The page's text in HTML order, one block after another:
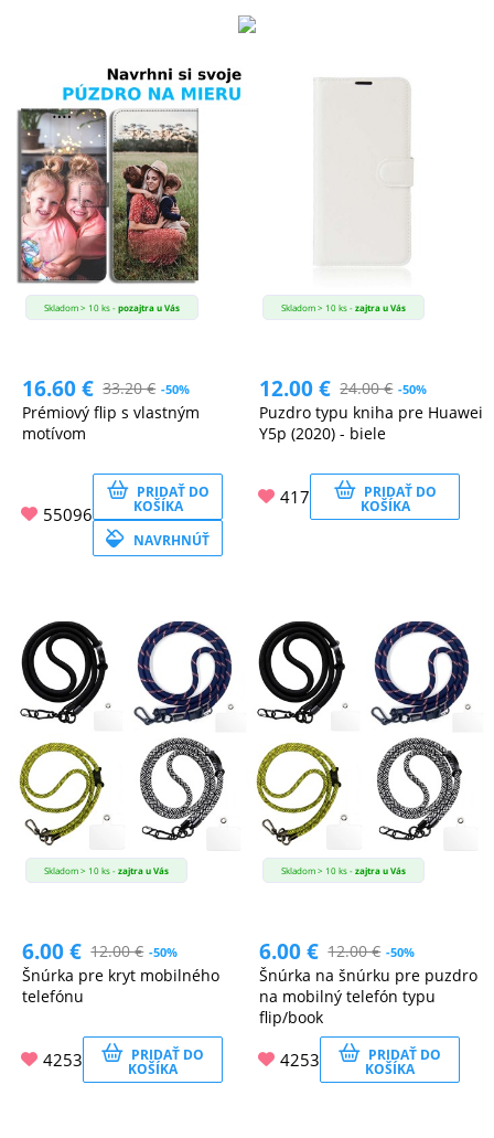
MALÉ
SPOTREBIČE
KANCELÁRIA
ŽIVOTNÝ
ŠTÝL
A
MATKA
A
DIEŤA
DRONY
DIELŇA
A
ZÁHRADA
Skladom > 10 ks -pozajtra u Vás
16.60€ 33.20€ -50%
Prémiový flip s vlastným
motívom
55096
PRIDAŤ DO
KOŠÍKA
NAVRHNÚŤ
Skladom > 10 ks -zajtra u Vás
12.00€ 24.00€ -50%
Puzdro typu kniha pre Huawei
Y5p (2020) - biele
417 PRIDAŤ DO
KOŠÍKA
Skladom > 10 ks -zajtra u Vás
6.00€ 12.00€ -50%
Šnúrka pre kryt mobilného
telefónu
4253 PRIDAŤ DO
KOŠÍKA
Skladom > 10 ks -zajtra u Vás
6.00€ 12.00€ -50%
Šnúrka na šnúrku pre puzdro
na mobilný telefón typu
flip/book
4253 PRIDAŤ DO
KOŠÍKA